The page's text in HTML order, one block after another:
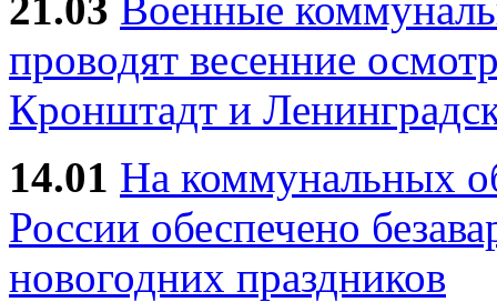
проводят весенние
Кронштадт и
14.01 На коммунальных
России обеспечено
новогодних праздников